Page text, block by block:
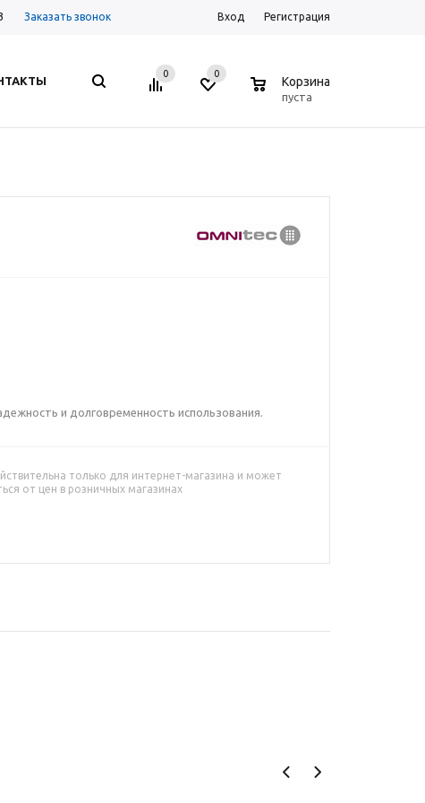
Заказать звонок Вход Регистрация
0 0
Корзина
пуста
и долговременность использования.
только для интернет-магазина и может
от цен в розничных магазинах